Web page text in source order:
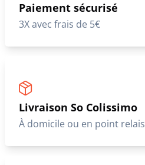
Paiement sécurisé
3X avec frais de 5€
Livraison So Colissimo
À domicile ou en point relais